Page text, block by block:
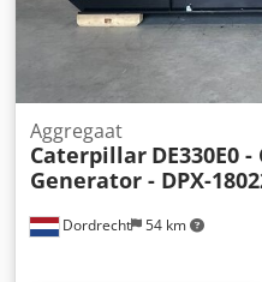
Dordrecht 54 km
Aggregaat
Caterpillar DE330E0
Generator - DPX-